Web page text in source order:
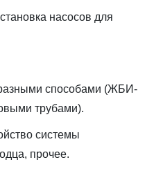
насосов для
способами (ЖБИ-
трубами).
системы
прочее.